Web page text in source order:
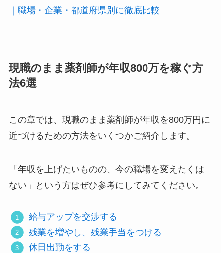
｜職場・企業・都道府県別に徹底比較
現職のまま薬剤師が年収800万を稼ぐ方
法6選
この章では、現職のまま薬剤師が年収を800万円に
近づけるための方法をいくつかご紹介します。
「年収を上げたいものの、今の職場を変えたくは
ない」という方はぜひ参考にしてみてください。
給与アップを交渉する
残業を増やし、残業手当をつける
休日出勤をする